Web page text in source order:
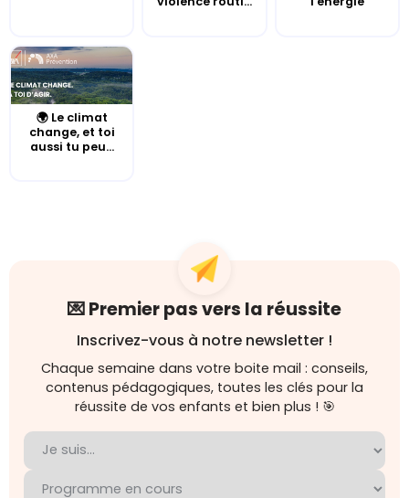
🌍 Le climat
change, et toi
aussi tu peu...
💌 Premier pas vers la réussite
Inscrivez-vous à notre newsletter !
Chaque semaine dans votre boite mail : conseils,
contenus pédagogiques, toutes les clés pour la
réussite de vos enfants et bien plus ! 🎯